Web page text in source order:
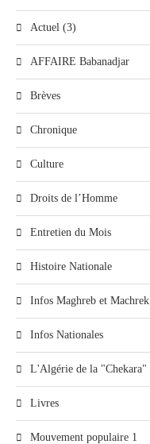
Actuel (3)
AFFAIRE Babanadjar
Brèves
Chronique
Culture
Droits de l’Homme
Entretien du Mois
Histoire Nationale
Infos Maghreb et Machrek
Infos Nationales
L'Algérie de la "Chekara"
Livres
Mouvement populaire 1